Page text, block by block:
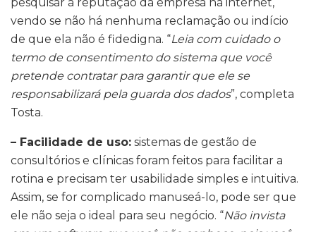
vendo se não há nenhuma reclamação ou indício
de que ela não é fidedigna. “Leia com cuidado o
termo de consentimento do sistema que você
pretende contratar para garantir que ele se
responsabilizará pela guarda dos dados”, completa
Tosta.
– Facilidade de uso: sistemas de gestão de
consultórios e clínicas foram feitos para facilitar a
rotina e precisam ter usabilidade simples e intuitiva.
Assim, se for complicado manuseá-lo, pode ser que
ele não seja o ideal para seu negócio. “Não invista